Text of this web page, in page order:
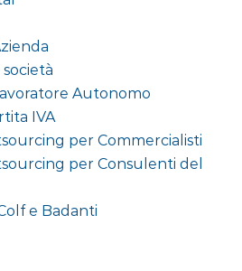
Autonomo
IVA
per Commercialisti
per Consulenti del
e Badanti